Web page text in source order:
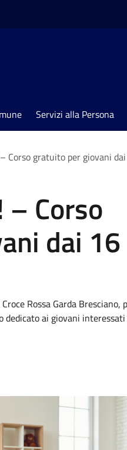
Servizi alla Persona
Corso gratuito per giovani
Corso
dai
Rossa Garda Bresciano,
ai giovani